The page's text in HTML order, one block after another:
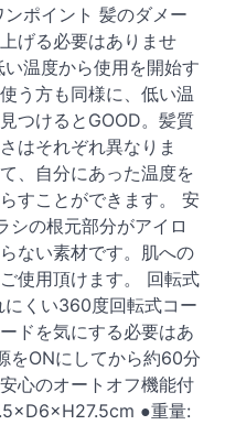
ポイント 髪のダメー
げる必要はありませ
温度から使用を開始す
う方も同様に、低い温
つけるとGOOD。髪質
はそれぞれ異なりま
、自分にあった温度を
すことができます。 安
シの根元部分がアイロ
ない素材です。肌への
使用頂けます。 回転式
くい360度回転式コー
ドを気にする必要はあ
をONにしてから約60分
心のオートオフ機能付
●重量: